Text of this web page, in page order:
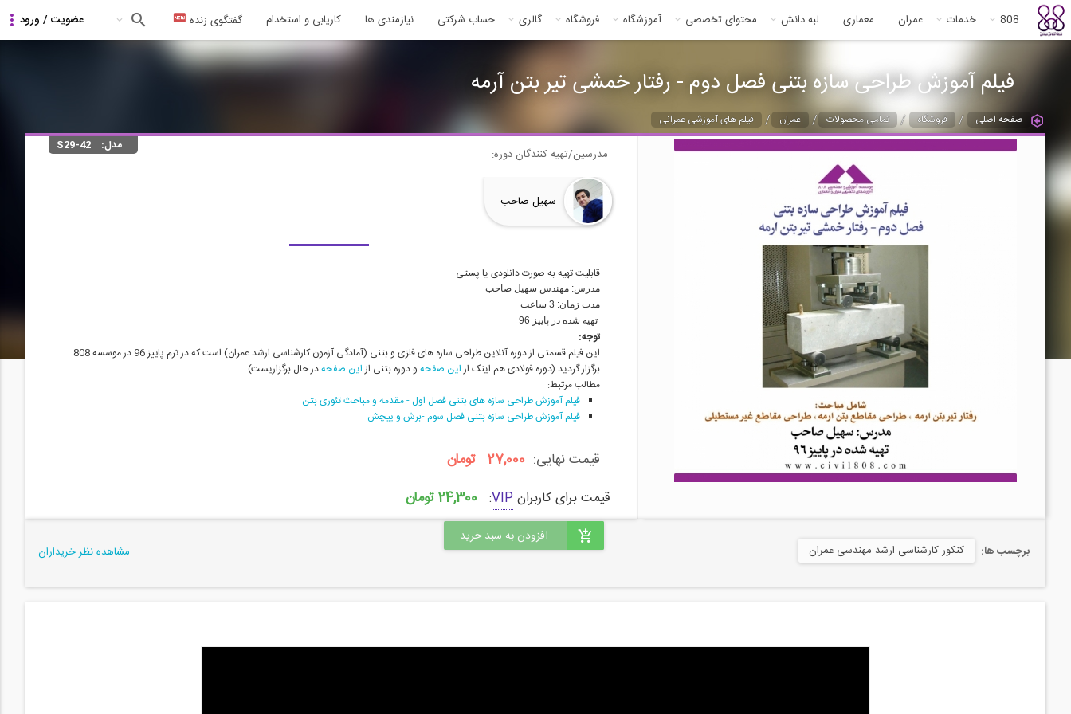
808 خدمات عمران معماری لبه دانش محتوای تخصصی آموزشگاه فروشگاه گالری حساب شرکتی نیازمندی ها کاریابی و استخدام گفتگوی زنده
فیلم آموزش طراحی سازه بتنی فصل دوم - رفتار خمشی تیر بتن آرمه
صفحه اصلی / فروشگاه / تمامی محصولات / عمران /
فیلم های آموزشی عمرانی
مدل:
S29-42
مدرسین/تهیه کنندگان دوره:
سهیل صاحب
قابلیت تهیه به صورت دانلودی یا پستی
مدرس: مهندس سهیل صاحب
مدت زمان: 3 ساعت
توجه:
برگزار گردید (دوره فولادی هم اینک از این صفحه و دوره بتنی از این صفحه در حال برگزاریست)
مطالب مرتبط:
فیلم آموزش طراحی سازه های بتنی فصل اول - مقدمه و مباحث تئوری بتن
فیلم آموزش طراحی سازه بتنی فصل سوم -برش و پیچش
قیمت نهایی: 27,000 تومان
قیمت برای کاربران VIP
: 24,300 تومان
برچسب ها: کنکور کارشناسی ارشد مهندسی عمران مشاهده نظر خریداران